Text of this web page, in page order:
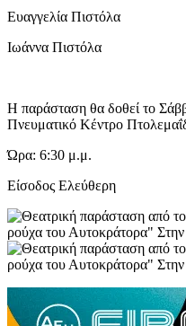
Ευαγγελία Πιστόλα
Ιωάννα Πιστόλα
Η παράσταση θα δοθεί το
Πνευματικό Κέντρο
Ώρα: 6:30 μ.μ.
Είσοδος Ελεύθερη